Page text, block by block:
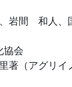
岩間 和人
会
（アグリ